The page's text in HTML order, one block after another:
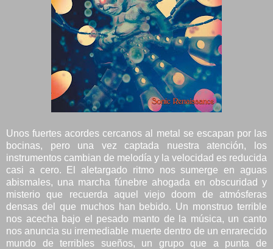
Unos fuertes acordes cercanos al metal se escapan por las
bocinas, pero una vez captada nuestra atención, los
instrumentos cambian de melodía y la velocidad es reducida
casi a cero. El aletargado ritmo nos sumerge en aguas
abismales, una marcha fúnebre ahogada en obscuridad y
misterio que recuerda aquel viejo doom de atmósferas
densas del que muchos han bebido. Un monstruo terrible
nos acecha bajo el pesado manto de la música, un canto
nos anuncia su irremediable muerte dentro de un enrarecido
mundo de terribles sueños, un grupo que a punta de